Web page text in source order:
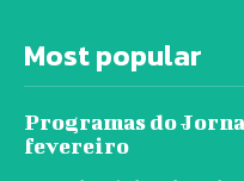
Most popular
Programas do
fevereiro